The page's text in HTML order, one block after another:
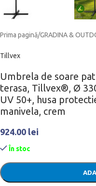
Prima pagină/GRADINA &
Tillvex
Umbrela de soare
terasa, Tillvex®, Ø
UV 50+, husa
manivela, crem
924.00 lei
În stoc